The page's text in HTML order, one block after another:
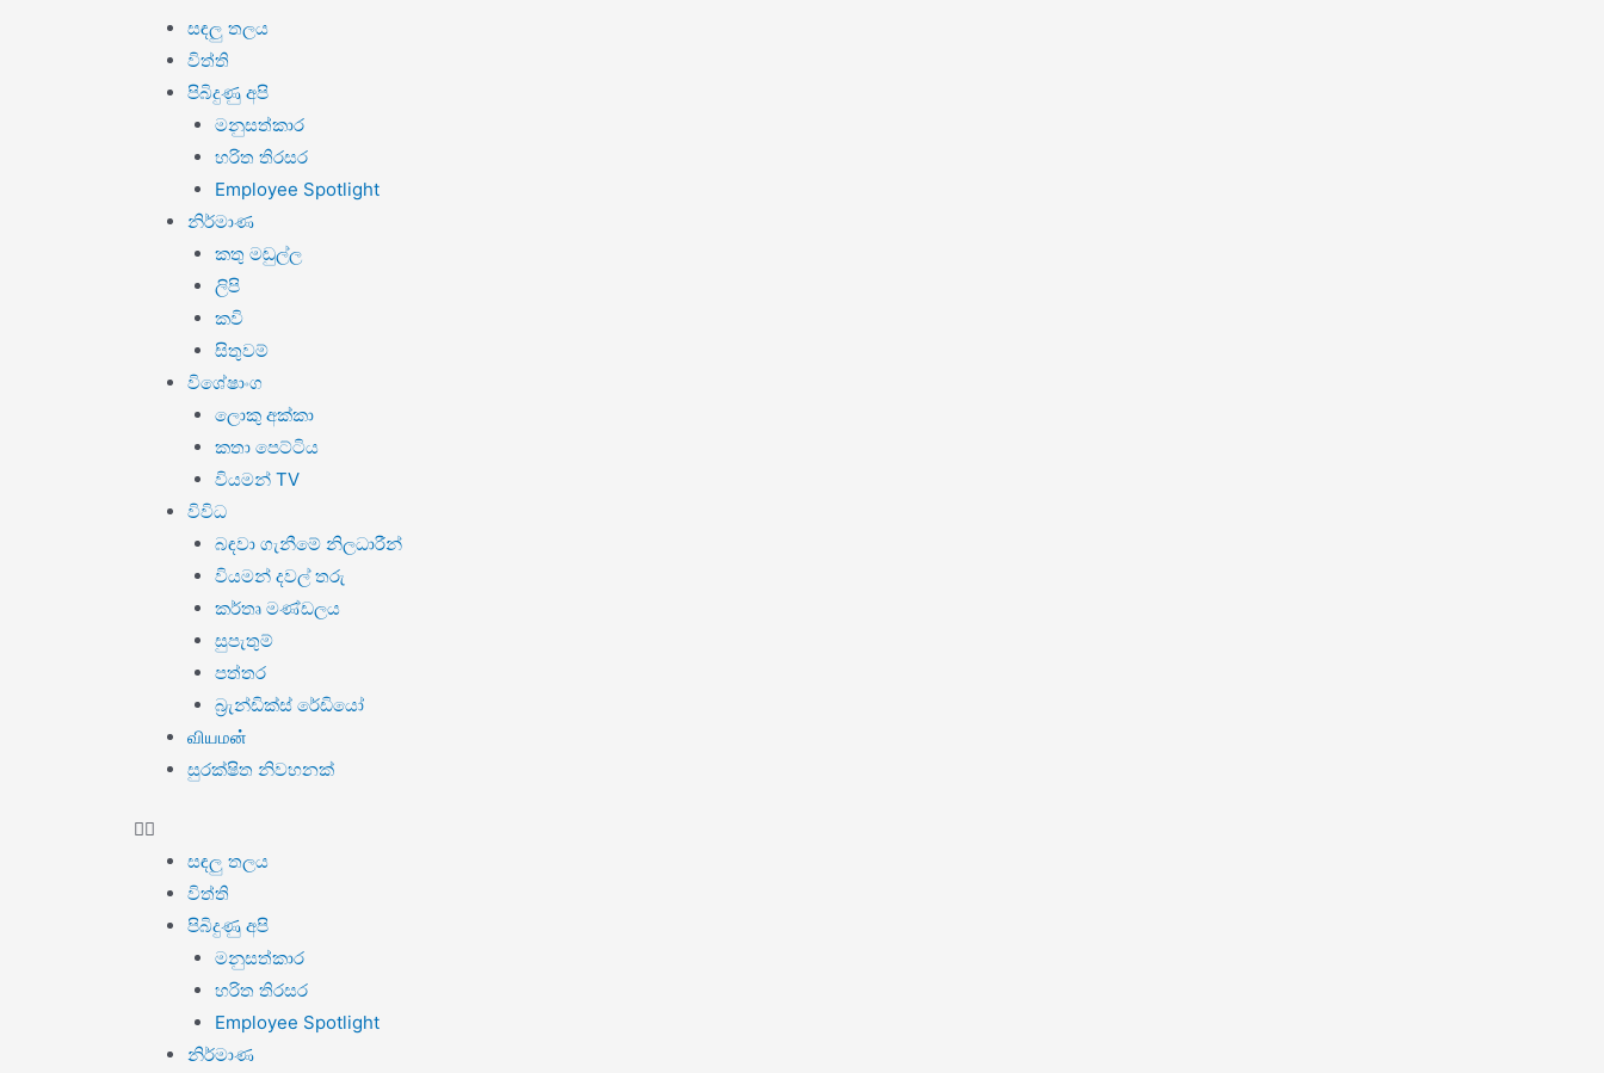
සඳලු තලය
විත්ති
පිබිදුණු අපි
මනුසත්කාර
හරිත තිරසර
Employee Spotlight
නිර්මාණ
කතු මඬුල්ල
ලිපි
කවි
සිතුවම්
විශේෂාංග
ලොකු අක්කා
කතා පෙට්ටිය
වියමන් TV
විවිධ
බඳවා ගැනීමේ නිලධාරීන්
වියමන් දවල් තරු
කර්තෘ මණ්ඩලය
සුපැතුම්
පත්තර
බ්‍රැන්ඩික්ස් රේඩියෝ
வியமன்
සුරක්ෂිත නිවහනක්
සඳලු තලය
විත්ති
පිබිදුණු අපි
මනුසත්කාර
හරිත තිරසර
Employee Spotlight
නිර්මාණ